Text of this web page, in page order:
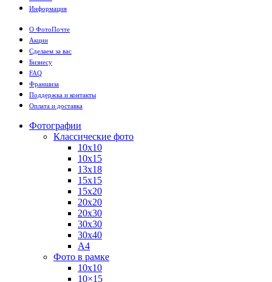
Информация
О ФотоПочте
Акции
Сделаем за вас
Бизнесу
FAQ
Франшиза
Поддержка и контакты
Оплата и доставка
Фотографии
Классические фото
10х10
10х15
13х18
15х15
15х20
20х20
20х30
30х30
30х40
А4
Фото в рамке
10х10
10×15